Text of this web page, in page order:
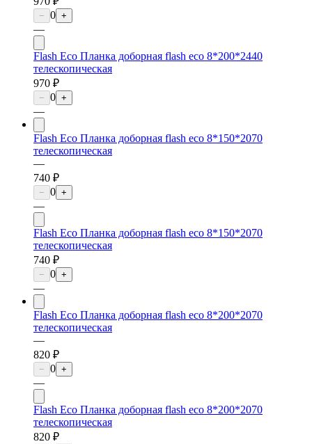
− 0 +
—
Flash Eco Планка доборная flash eco 8*200*2440
телескопическая
970 ₽
− 0 +
—
Flash Eco Планка доборная flash eco 8*150*2070
телескопическая
—
740 ₽
− 0 +
—
Flash Eco Планка доборная flash eco 8*150*2070
телескопическая
740 ₽
− 0 +
—
Flash Eco Планка доборная flash eco 8*200*2070
телескопическая
—
820 ₽
− 0 +
—
Flash Eco Планка доборная flash eco 8*200*2070
телескопическая
820 ₽